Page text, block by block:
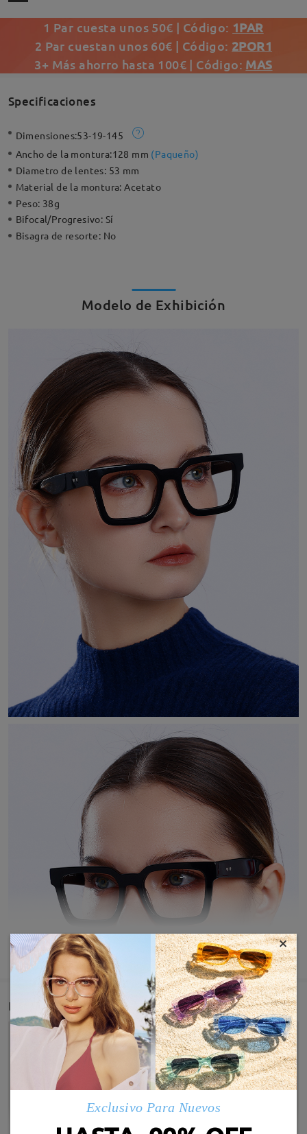
1 Par cuesta unos 50€ | Código: 1PAR
2 Par cuestan unos 60€ | Código: 2POR1
3+ Más ahorro hasta 100€ | Código: MAS
Specificaciones
Dimensiones:53-19-145
Ancho de la montura:128 mm (Paqueño)
Diametro de lentes: 53 mm
Material de la montura: Acetato
Peso: 38g
Bifocal/Progresivo: Sí
Bisagra de resorte: No
Modelo de Exhibición
MOSTRAR MÁS
Detail
×
Exclusivo Para Nuevos